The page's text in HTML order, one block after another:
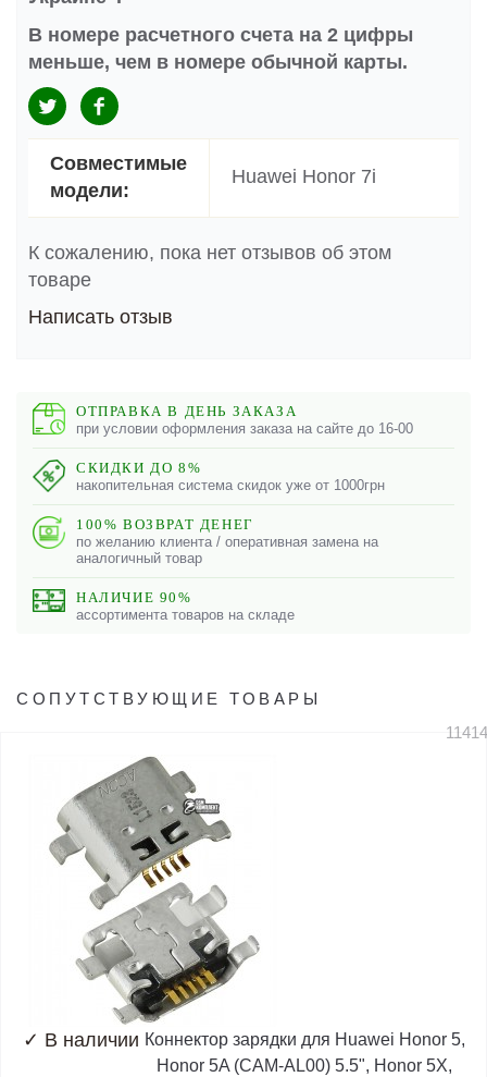
В номере расчетного счета на 2 цифры
меньше, чем в номере обычной карты.
Совместимые
модели:
Huawei Honor 7i
К сожалению, пока нет отзывов об этом
товаре
Написать отзыв
ОТПРАВКА В ДЕНЬ ЗАКАЗА
при условии оформления заказа на сайте до 16-00
СКИДКИ ДО 8%
накопительная система скидок уже от 1000грн
100% ВОЗВРАТ ДЕНЕГ
по желанию клиента / оперативная замена на
аналогичный товар
НАЛИЧИЕ 90%
ассортимента товаров на складе
СОПУТСТВУЮЩИЕ ТОВАРЫ
✓ В наличии Коннектор зарядки для Huawei Honor 5,
Honor 5A (CAM-AL00) 5.5", Honor 5X,